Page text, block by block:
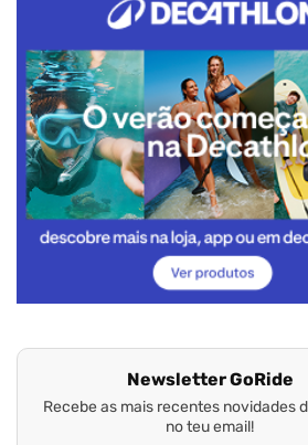
Newsletter GoRide
Recebe as mais recentes novidades
no teu email!